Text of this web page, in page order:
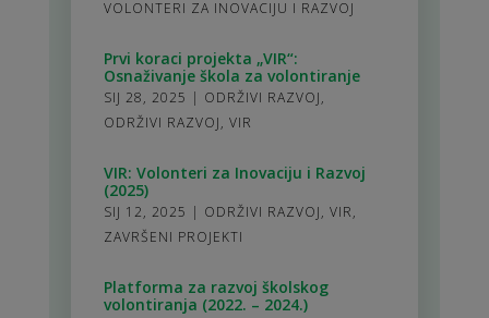
VOLONTERI ZA INOVACIJU I RAZVOJ
Prvi koraci projekta „VIR“:
Osnaživanje škola za volontiranje
SIJ 28, 2025 | ODRŽIVI RAZVOJ,
ODRŽIVI RAZVOJ, VIR
VIR: Volonteri za Inovaciju i Razvoj
(2025)
SIJ 12, 2025 | ODRŽIVI RAZVOJ, VIR,
ZAVRŠENI PROJEKTI
Platforma za razvoj školskog
volontiranja (2022. – 2024.)